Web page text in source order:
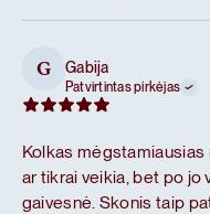
G Gabija
Patvirtintas pirkėjas
Kolkas mėgstamiausias
ar tikrai veikia, bet po jo
gaivesnė. Skonis taip